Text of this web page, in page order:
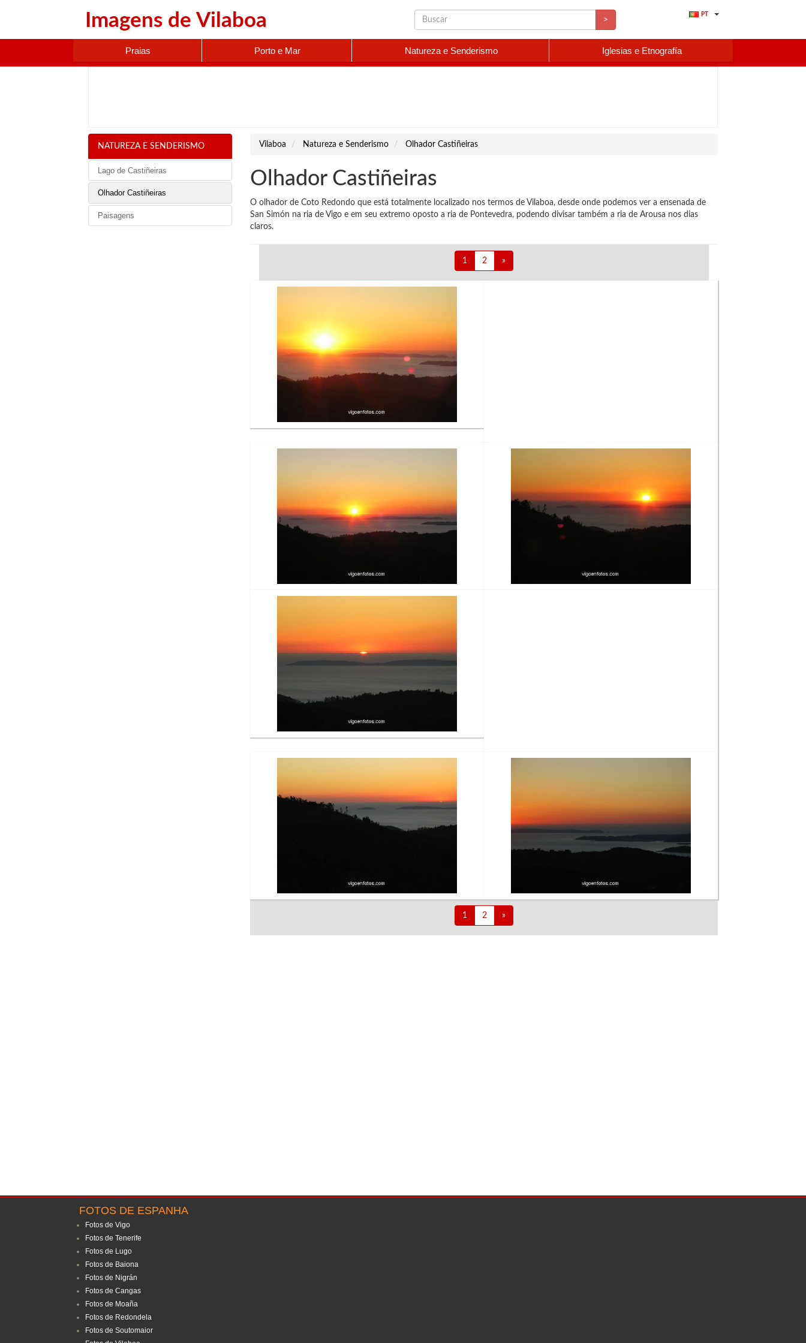
Imagens de Vilaboa >
PT
Praias Porto e Mar Natureza e Senderismo Iglesias e Etnografía
Vilaboa Natureza e Senderismo Olhador Castiñeiras
Olhador Castiñeiras
O olhador de Coto Redondo que está totalmente localizado nos termos de Vilaboa, desde onde podemos ver a ensenada de
San Simón na ria de Vigo e em seu extremo oposto a ria de Pontevedra, podendo divisar também a ria de Arousa nos dias
claros.
1 2 »
1 2 »
NATUREZA E SENDERISMO
Lago de Castiñeiras
Olhador Castiñeiras
Paisagens
FOTOS DE ESPANHA
Fotos de Vigo
Fotos de Tenerife
Fotos de Lugo
Fotos de Baiona
Fotos de Nigrán
Fotos de Cangas
Fotos de Moaña
Fotos de Redondela
Fotos de Soutomaior